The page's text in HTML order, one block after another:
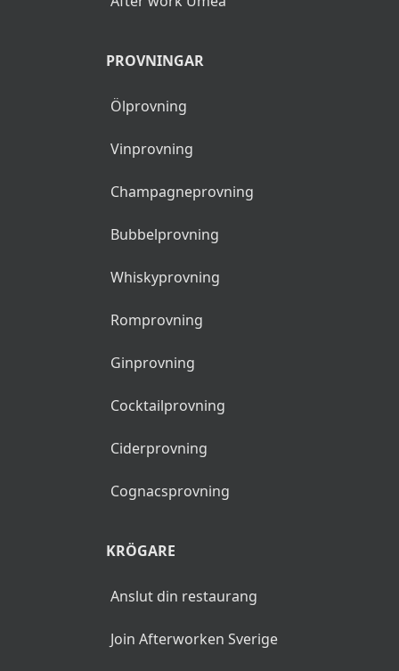
PROVNINGAR
Ölprovning
Vinprovning
Champagneprovning
Bubbelprovning
Whiskyprovning
Romprovning
Ginprovning
Cocktailprovning
Ciderprovning
Cognacsprovning
KRÖGARE
Anslut din restaurang
Join Afterworken Sverige